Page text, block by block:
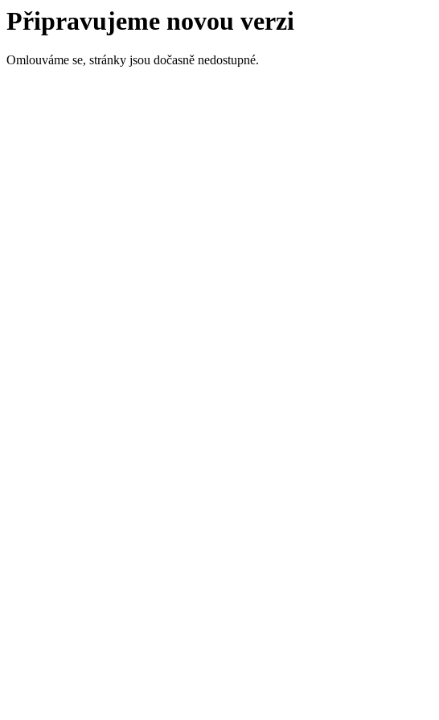
Připravujeme novou verzi
Omlouváme se, stránky jsou dočasně nedostupné.